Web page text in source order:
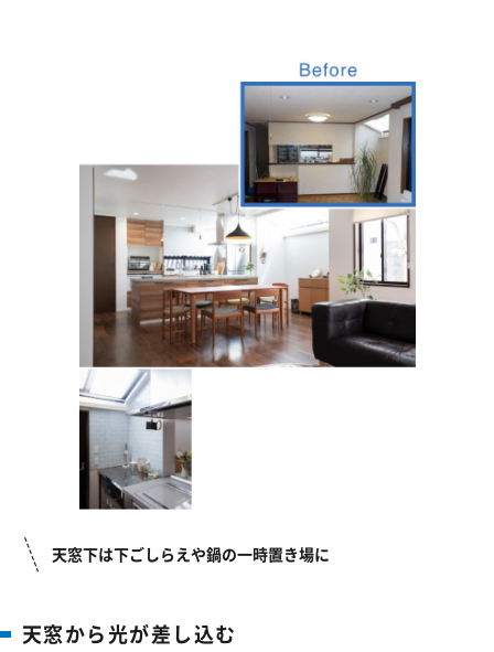
天窓下は下ごしらえや鍋の一時置き場に
天窓から光が差し込む